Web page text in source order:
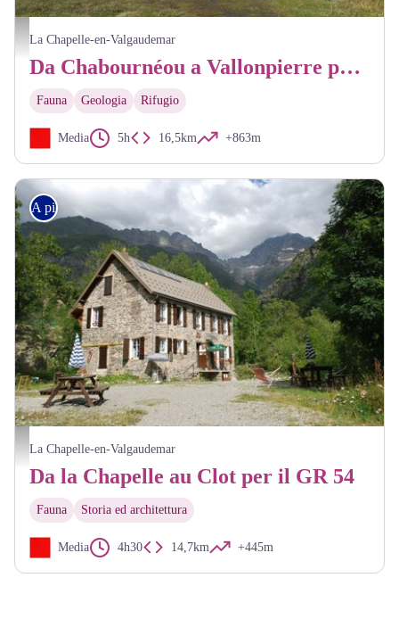
Randonneur au refuge de Vallonpierre - Ludovic Imberdis - PNE
La Chapelle-en-Valgaudemar
Da Chabournéou a Vallonpierre per il sentiero del Ministro
Fauna Geologia Rifugio
Media 5h 16,5km +863m
Refuge Xavier Blanc - Dominique Vincent - PNE
A piedi
La Chapelle-en-Valgaudemar
Da la Chapelle au Clot per il GR 54
Fauna Storia ed architettura
Media 4h30 14,7km +445m